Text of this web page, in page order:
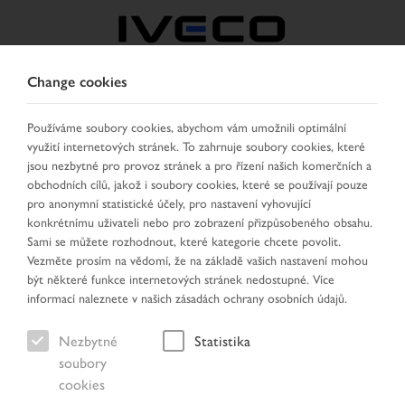
CZECH REPUBLIC /
SLOVAKIA
VYBRAT ZEMI ZMĚNIT JAZYK
Toggle
navigation
MENU
Vozidlo
Change cookies
Používáme soubory cookies, abychom vám umožnili optimální
využití internetových stránek. To zahrnuje soubory cookies, které
jsou nezbytné pro provoz stránek a pro řízení našich komerčních a
obchodních cílů, jakož i soubory cookies, které se používají pouze
pro anonymní statistické účely, pro nastavení vyhovující
konkrétnímu uživateli nebo pro zobrazení přizpůsobeného obsahu.
Sami se můžete rozhodnout, které kategorie chcete povolit.
Vezměte prosím na vědomí, že na základě vašich nastavení mohou
být některé funkce internetových stránek nedostupné. Více
informací naleznete v našich zásadách ochrany osobních údajů.
Nezbytné
soubory
cookies
Statistika